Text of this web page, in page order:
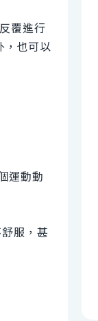
覆進行
，也可以
運動動
服，甚